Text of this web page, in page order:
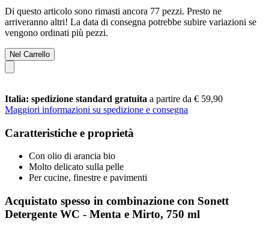
Di questo articolo sono rimasti ancora 77 pezzi. Presto ne
arriveranno altri! La data di consegna potrebbe subire variazioni se
vengono ordinati più pezzi.
Nel Carrello
Italia: spedizione standard gratuita a partire da € 59,90
Maggiori informazioni su spedizione e consegna
Caratteristiche e proprietà
Con olio di arancia bio
Molto delicato sulla pelle
Per cucine, finestre e pavimenti
Acquistato spesso in combinazione con Sonett
Detergente WC - Menta e Mirto, 750 ml